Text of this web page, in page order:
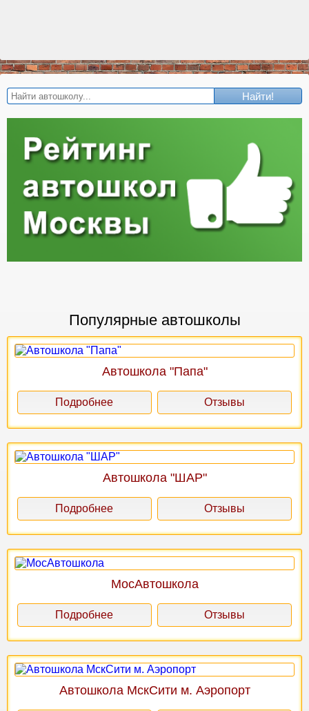
Найти!
Популярные автошколы
Автошкола "Папа"
Подробнее Отзывы
Автошкола "ШАР"
Подробнее Отзывы
МосАвтошкола
Подробнее Отзывы
Автошкола МскСити м. Аэропорт